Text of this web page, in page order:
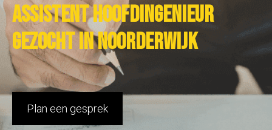
Assistent hoofdingenieur
gezocht in Noorderwijk
Plan een gesprek